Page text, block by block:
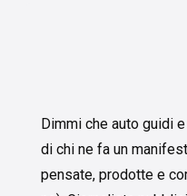
Dimmi che auto guidi
di chi ne fa un
pensate, prodotte e